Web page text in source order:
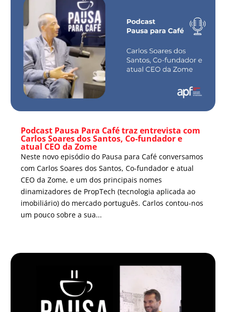
Podcast Pausa Para Café traz entrevista com
Carlos Soares dos Santos, Co-fundador e
atual CEO da Zome
Neste novo episódio do Pausa para Café conversamos
com Carlos Soares dos Santos, Co-fundador e atual
CEO da Zome, e um dos principais nomes
dinamizadores de PropTech (tecnologia aplicada ao
imobiliário) do mercado português. Carlos contou-nos
um pouco sobre a sua...